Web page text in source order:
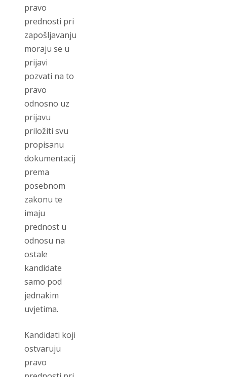
pravo
prednosti pri
zapošljavanju
moraju se u
prijavi
pozvati na to
pravo
odnosno uz
prijavu
priložiti svu
propisanu
dokumentaciju
prema
posebnom
zakonu te
imaju
prednost u
odnosu na
ostale
kandidate
samo pod
jednakim
uvjetima.
Kandidati koji
ostvaruju
pravo